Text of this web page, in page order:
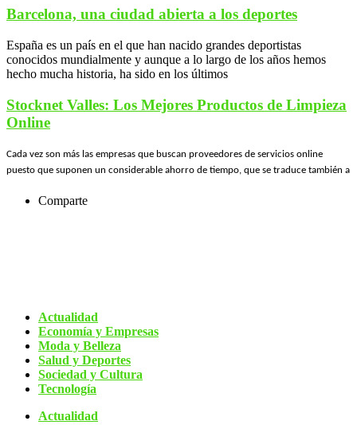
Barcelona, una ciudad abierta a los deportes
España es un país en el que han nacido grandes deportistas
conocidos mundialmente y aunque a lo largo de los años hemos
hecho mucha historia, ha sido en los últimos
Stocknet Valles: Los Mejores Productos de Limpieza
Online
Cada vez son más las empresas que buscan proveedores de servicios online
puesto que suponen un considerable ahorro de tiempo, que se traduce también a
Comparte
Actualidad
Economía y Empresas
Moda y Belleza
Salud y Deportes
Sociedad y Cultura
Tecnología
Actualidad